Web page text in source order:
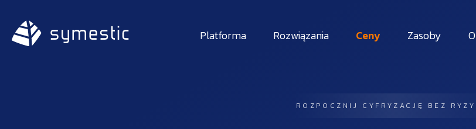
Platforma Rozwiązania Ceny Zasoby
ROZPOCZNIJ CYFRYZACJĘ BEZ